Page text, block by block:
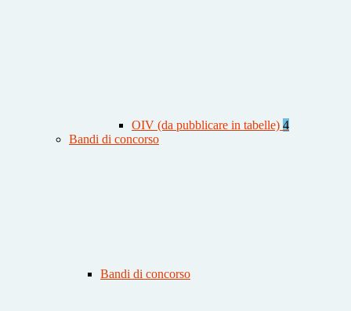
OIV (da pubblicare in tabelle) 4
Bandi di concorso
Bandi di concorso